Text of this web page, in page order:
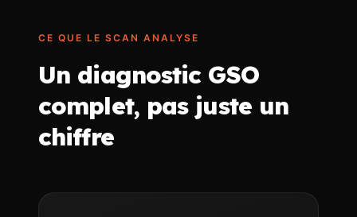
CE QUE LE SCAN ANALYSE
Un diagnostic GSO
complet, pas juste un
chiffre